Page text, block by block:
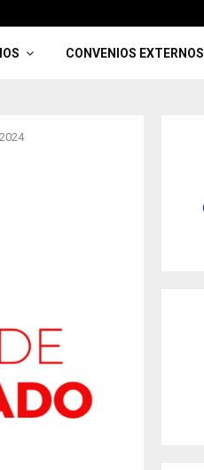
CONVENIOS EXTERNOS